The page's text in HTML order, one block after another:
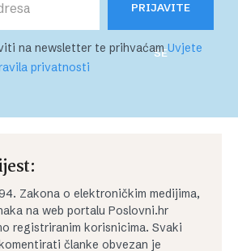
PRIJAVITE
SE
na newsletter te prihvaćamUvjete
privatnosti
Zakona o elektroničkim medijima,
na web portalu Poslovni.hr
registriranim korisnicima. Svaki
članke obvezan je